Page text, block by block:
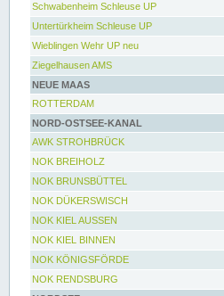
Schwabenheim Schleuse UP
Untertürkheim Schleuse UP
Wieblingen Wehr UP neu
Ziegelhausen AMS
NEUE MAAS
ROTTERDAM
NORD-OSTSEE-KANAL
AWK STROHBRÜCK
NOK BREIHOLZ
NOK BRUNSBÜTTEL
NOK DÜKERSWISCH
NOK KIEL AUSSEN
NOK KIEL BINNEN
NOK KÖNIGSFÖRDE
NOK RENDSBURG